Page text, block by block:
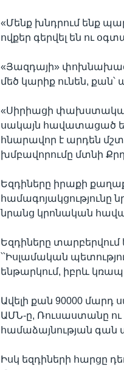
«Մենք խնդրում ենք
ովքեր գերվել են ու
«Յազդայի»
մեծ կարիք ունեն,
«Սիրիացի
սակայն հավատացած
հնարավոր է արդեն
խմբավորումը մտնի
Եզդիները իրաքի
համագոյակցությունը
նրանց կրոնական
Եզդիները
՝՝Իսլամական
ենթարկում, իբրև
Ավելի քան 90000 մարդ
ԱՄՆ-ը, Ռուսաստանը
համաձայնության գան
Իսկ եզդիների հարցը